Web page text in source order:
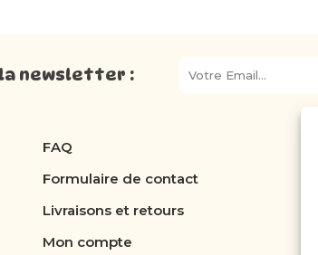
la newsletter :
FAQ
Formulaire de contact
Livraisons et retours
Mon compte